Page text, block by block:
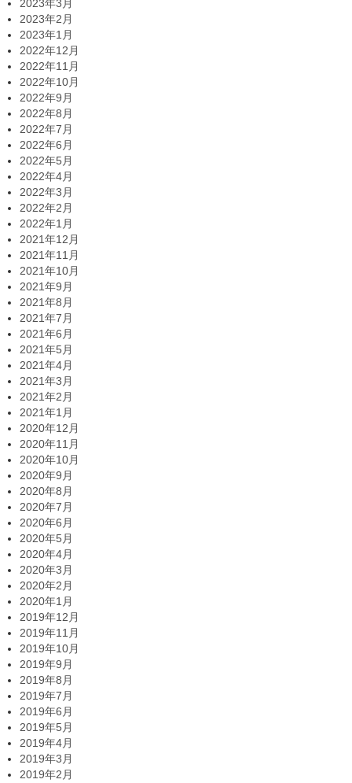
2023年3月
2023年2月
2023年1月
2022年12月
2022年11月
2022年10月
2022年9月
2022年8月
2022年7月
2022年6月
2022年5月
2022年4月
2022年3月
2022年2月
2022年1月
2021年12月
2021年11月
2021年10月
2021年9月
2021年8月
2021年7月
2021年6月
2021年5月
2021年4月
2021年3月
2021年2月
2021年1月
2020年12月
2020年11月
2020年10月
2020年9月
2020年8月
2020年7月
2020年6月
2020年5月
2020年4月
2020年3月
2020年2月
2020年1月
2019年12月
2019年11月
2019年10月
2019年9月
2019年8月
2019年7月
2019年6月
2019年5月
2019年4月
2019年3月
2019年2月